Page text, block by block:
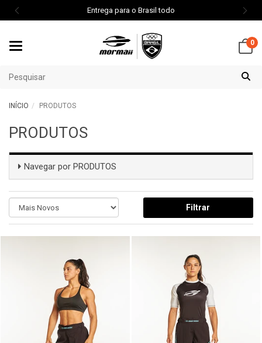
Entrega para o Brasil todo
0
INÍCIO PRODUTOS
PRODUTOS
Navegar por PRODUTOS
Filtrar